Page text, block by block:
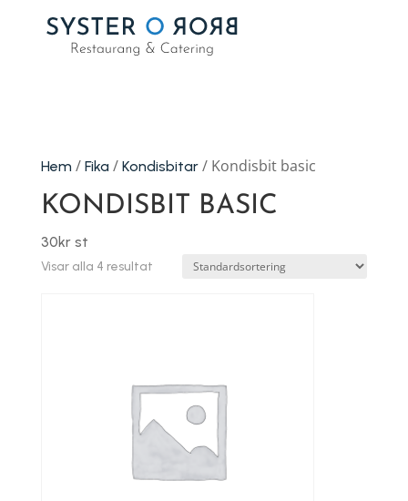
Hem / Fika / Kondisbitar/ Kondisbit basic
KONDISBIT BASIC
30kr st
Visar alla 4 resultat